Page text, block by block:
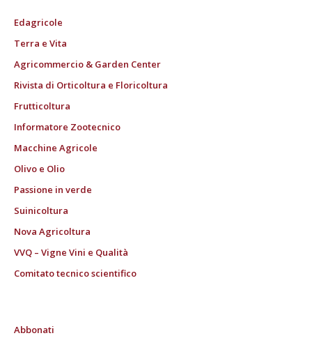
Edagricole
Terra e Vita
Agricommercio & Garden Center
Rivista di Orticoltura e Floricoltura
Frutticoltura
Informatore Zootecnico
Macchine Agricole
Olivo e Olio
Passione in verde
Suinicoltura
Nova Agricoltura
VVQ – Vigne Vini e Qualità
Comitato tecnico scientifico
Abbonati